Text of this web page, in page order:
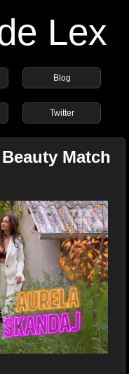
Lex
Blog
Twitter
Match